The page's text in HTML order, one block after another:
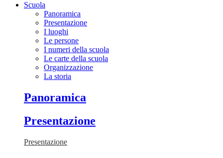
Scuola
Panoramica
Presentazione
I luoghi
Le persone
I numeri della scuola
Le carte della scuola
Organizzazione
La storia
Panoramica
Presentazione
Presentazione